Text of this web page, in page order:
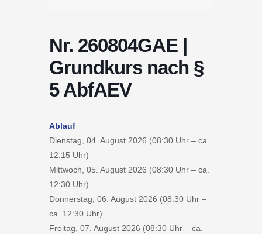
Nr. 260804GAE |
Grundkurs nach §
5 AbfAEV
Ablauf
Dienstag, 04. August 2026 (08:30 Uhr – ca.
12:15 Uhr)
Mittwoch, 05. August 2026 (08:30 Uhr – ca.
12:30 Uhr)
Donnerstag, 06. August 2026 (08:30 Uhr –
ca. 12:30 Uhr)
Freitag, 07. August 2026 (08:30 Uhr – ca.